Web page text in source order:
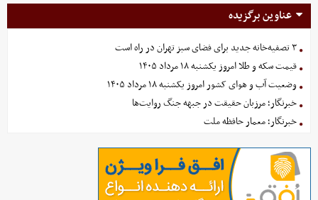
عناوین برگزیده
۳ تصفیه‌خانه جدید برای فضای سبز تهران در راه است
قیمت سکه و طلا امروز یکشنبه ۱۸ مرداد ۱۴۰۵
وضعیت آب و هوای کشور امروز یکشنبه ۱۸ مرداد ۱۴۰۵
خبرنگار؛ مرزبان حقیقت در جبهه جنگ روایت‌ها
خبرنگار؛ معمار حافظه ملت